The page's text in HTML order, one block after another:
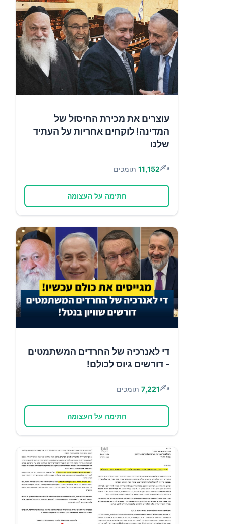
עוצרים את מכירת החיסול של
המדינה! לוקחים אחריות על העתיד
שלנו
✍️
11,152 תומכים
חתימה על העצומה
די לאנרכיה של החרדים המשתמטים
- דורשים גיוס לכולם!
✍️
7,221 תומכים
חתימה על העצומה